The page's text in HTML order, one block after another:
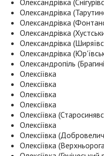
Олександрівка
Олександрівка
Олександрівка
Олександрівка
Олександрівка
Олександрівка
Олександропіль
Олексіївка
Олексіївка
Олексіївка
Олексіївка
Олексіївка
Олексіївка
Олексіївка
Олексіївка